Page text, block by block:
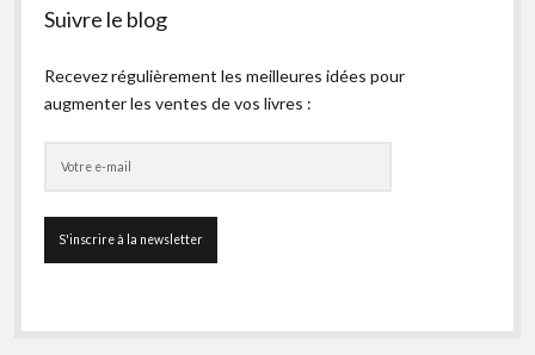
Suivre le blog
Recevez régulièrement les meilleures idées pour
augmenter les ventes de vos livres :